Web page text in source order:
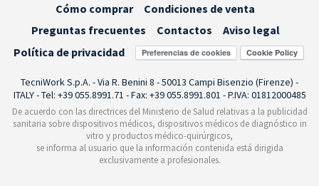
Cómo comprar
Condiciones de venta
Preguntas frecuentes
Contactos
Aviso legal
Política de privacidad
Preferencias de cookies
TecniWork S.p.A. - Via R. Benini 8 - 50013 Campi Bisenzio (Firenze) -
ITALY - Tel: +39 055.8991.71 - Fax: +39 055.8991.801 - P.IVA: 01812000485
De acuerdo con las directrices del Ministerio de Salud relativas a la publicidad
sanitaria sobre dispositivos médicos, dispositivos médicos de diagnóstico in
vitro y productos médico-quirúrgicos,
se informa al usuario que la información contenida está dirigida
exclusivamente a profesionales.